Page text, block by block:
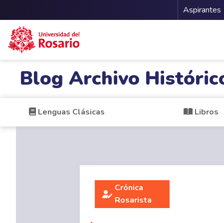
Aspirantes
Blog Archivo
Lenguas Clásicas Libros
Crónica
Rosarista